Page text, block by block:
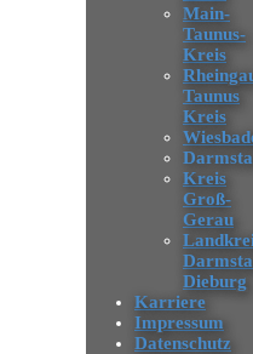
Main-
Taunus-
Kreis
Taunus
Kreis
Kreis
Groß-
Gerau
Dieburg
Karriere
Impressum
Datenschutz